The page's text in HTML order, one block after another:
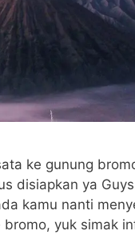
ke gunung
disiapkan ya
kamu nanti
yuk simak